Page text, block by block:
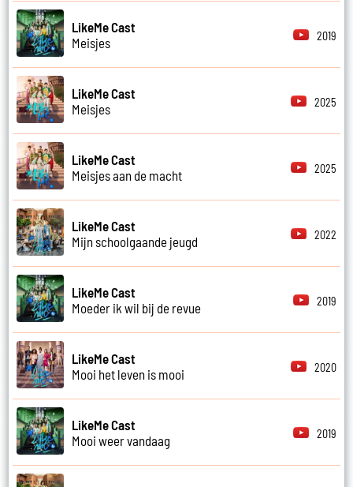
LikeMe Cast
Meisjes
2019
LikeMe Cast
Meisjes
2025
LikeMe Cast
Meisjes aan de macht
2025
LikeMe Cast
Mijn schoolgaande jeugd
2022
LikeMe Cast
Moeder ik wil bij de revue
2019
LikeMe Cast
Mooi het leven is mooi
2020
LikeMe Cast
Mooi weer vandaag
2019